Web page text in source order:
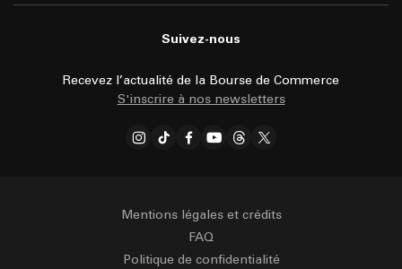
Suivez-nous
Recevez l’actualité de la Bourse de Commerce
S'inscrire à nos newsletters
Mentions légales et crédits
FAQ
Politique de confidentialité